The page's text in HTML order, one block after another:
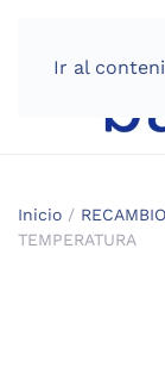
Ir al
Inicio /
TEMPERATURA